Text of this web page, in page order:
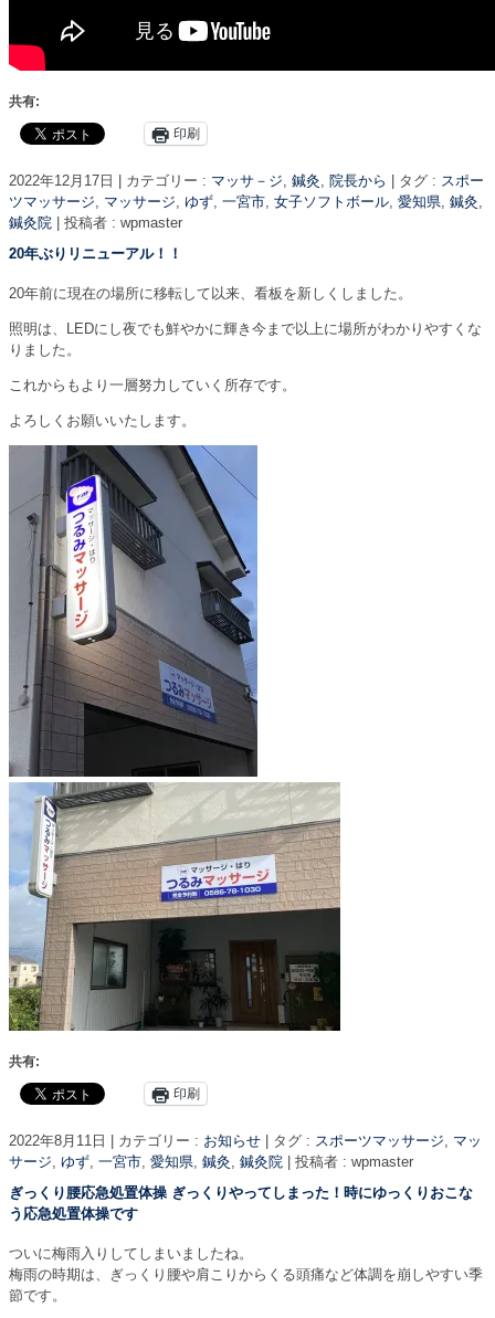
共有:
印刷
2022年12月17日 カテゴリー : マッサ－ジ 鍼灸 院長から タグ : スポー
ツマッサージ
マッサージ ゆず 一宮市 女子ソフトボール 愛知県 鍼灸
鍼灸院
投稿者 : wpmaster
20年ぶりリニューアル！！
20年前に現在の場所に移転して以来、看板を新しくしました。
照明は、LEDにし夜でも鮮やかに輝き今まで以上に場所がわかりやすくな
りました。
これからもより一層努力していく所存です。
よろしくお願いいたします。
共有:
印刷
2022年8月11日 カテゴリー : お知らせ タグ : スポーツマッサージ
マッ
サージ ゆず 一宮市 愛知県 鍼灸 鍼灸院
投稿者 : wpmaster
ぎっくり腰応急処置体操 ぎっくりやってしまった！時にゆっくりおこな
う応急処置体操です
ついに梅雨入りしてしまいましたね。
梅雨の時期は、ぎっくり腰や肩こりからくる頭痛など体調を崩しやすい季
節です。